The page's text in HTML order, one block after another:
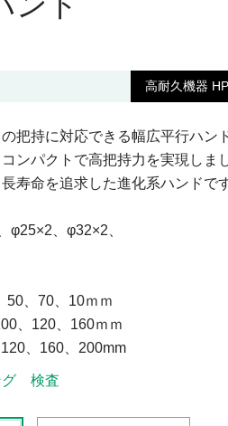
高耐久機器
把持に対応できる幅広平行ハン
ンパクトで高把持力を実現しま
寿命を追求した進化系ハンドです
φ25×2、φ32×2、
】
50、70、10ｍｍ
、120、160ｍｍ
、160、200mm
検査